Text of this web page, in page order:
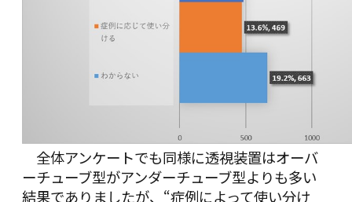
全体アンケートでも同様に透視装置はオーバ
ーチューブ型がアンダーチューブ型よりも多い
結果でありましたが、“症例によって使い分け